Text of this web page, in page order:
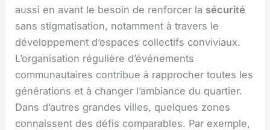
aussi en avant le besoin de renforcer la sécurité
sans stigmatisation, notamment à travers le
développement d’espaces collectifs conviviaux.
L’organisation régulière d’événements
communautaires contribue à rapprocher toutes les
générations et à changer l’ambiance du quartier.
Dans d’autres grandes villes, quelques zones
connaissent des défis comparables. Par exemple,